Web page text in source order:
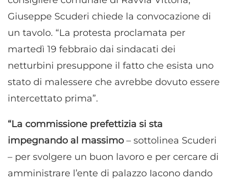
Giuseppe Scuderi chiede la convocazione di
un tavolo. “La protesta proclamata per
martedì 19 febbraio dai sindacati dei
netturbini presuppone il fatto che esista uno
stato di malessere che avrebbe dovuto essere
intercettato prima”.
“La commissione prefettizia si sta
impegnando al massimo– sottolinea Scuderi
– per svolgere un buon lavoro e per cercare di
amministrare l’ente di palazzo Iacono dando